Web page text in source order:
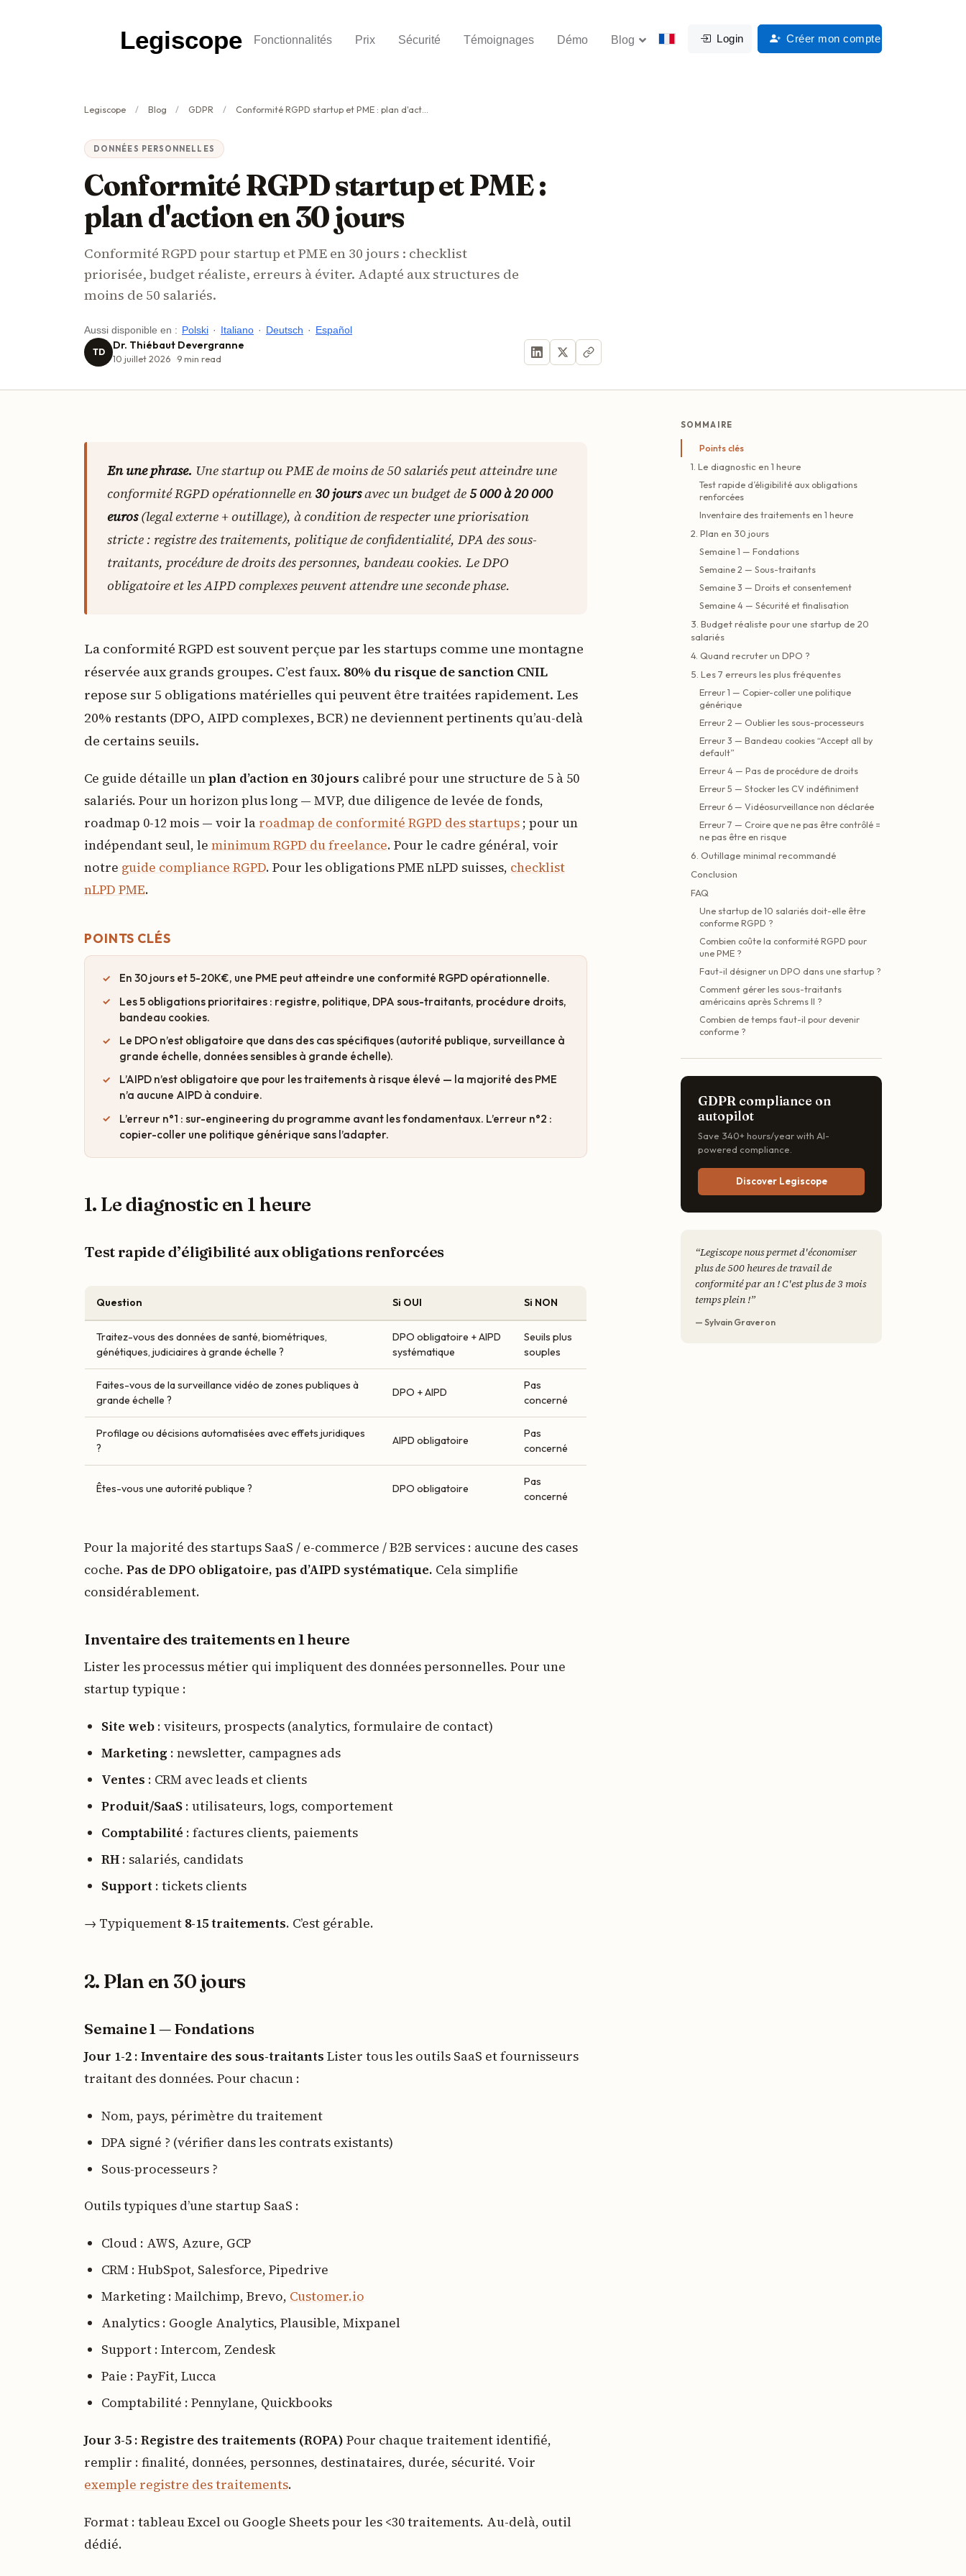
Legiscope Fonctionnalités Prix Sécurité Témoignages Démo Blog Login Créer mon compte
Legiscope Blog GDPR Conformité RGPD startup et PME : plan d'action en 30 jours
DONNÉES PERSONNELLES
Conformité RGPD startup et PME :
plan d'action en 30 jours
Conformité RGPD pour startup et PME en 30 jours : checklist
priorisée, budget réaliste, erreurs à éviter. Adapté aux structures de
moins de 50 salariés.
Aussi disponible en : Polski · Italiano · Deutsch · Español
TD Dr. Thiébaut Devergranne
10 juillet 2026 9 min read
En une phrase. Une startup ou PME de moins de 50 salariés peut atteindre une
conformité RGPD opérationnelle en 30 joursavec un budget de 5 000 à 20 000
euros(legal externe + outillage), à condition de respecter une priorisation
stricte : registre des traitements, politique de confidentialité, DPA des sous-
traitants, procédure de droits des personnes, bandeau cookies. Le DPO
obligatoire et les AIPD complexes peuvent attendre une seconde phase.
La conformité RGPD est souvent perçue par les startups comme une montagne
réservée aux grands groupes. C’est faux. 80% du risque de sanction CNIL
repose sur 5 obligations matérielles qui peuvent être traitées rapidement. Les
20% restants (DPO, AIPD complexes, BCR) ne deviennent pertinents qu’au-delà
de certains seuils.
Ce guide détaille unplan d’action en 30 jours calibré pour une structure de 5 à 50
salariés. Pour un horizon plus long — MVP, due diligence de levée de fonds,
roadmap 0-12 mois — voir la roadmap de conformité RGPD des startups ; pour un
indépendant seul, le minimum RGPD du freelance. Pour le cadre général, voir
notre guide compliance RGPD. Pour les obligations PME nLPD suisses, checklist
nLPD PME.
POINTS CLÉS
En 30 jours et 5-20K€, une PME peut atteindre une conformité RGPD opérationnelle.
Les 5 obligations prioritaires : registre, politique, DPA sous-traitants, procédure droits,
bandeau cookies.
Le DPO n’est obligatoire que dans des cas spécifiques (autorité publique, surveillance à
grande échelle, données sensibles à grande échelle).
L’AIPD n’est obligatoire que pour les traitements à risque élevé — la majorité des PME
n’a aucune AIPD à conduire.
L’erreur n°1 : sur-engineering du programme avant les fondamentaux. L’erreur n°2 :
copier-coller une politique générique sans l’adapter.
1. Le diagnostic en 1 heure
Test rapide d’éligibilité aux obligations renforcées
Question Si OUI Si NON
Traitez-vous des données de santé, biométriques,
génétiques, judiciaires à grande échelle ?
DPO obligatoire + AIPD
systématique
Seuils plus
souples
Faites-vous de la surveillance vidéo de zones publiques à
grande échelle ?
DPO + AIPD
Pas
concerné
Profilage ou décisions automatisées avec effets juridiques
?
AIPD obligatoire
Pas
concerné
Êtes-vous une autorité publique ? DPO obligatoire
Pas
concerné
Pour la majorité des startups SaaS / e-commerce / B2B services : aucune des cases
coche. Pas de DPO obligatoire, pas d’AIPD systématique. Cela simplifie
considérablement.
Inventaire des traitements en 1 heure
Lister les processus métier qui impliquent des données personnelles. Pour une
startup typique :
Site web : visiteurs, prospects (analytics, formulaire de contact)
Marketing : newsletter, campagnes ads
Ventes : CRM avec leads et clients
Produit/SaaS : utilisateurs, logs, comportement
Comptabilité : factures clients, paiements
RH : salariés, candidats
Support : tickets clients
→ Typiquement 8-15 traitements. C’est gérable.
2. Plan en 30 jours
Semaine 1 — Fondations
Jour 1-2 : Inventaire des sous-traitants Lister tous les outils SaaS et fournisseurs
traitant des données. Pour chacun :
Nom, pays, périmètre du traitement
DPA signé ? (vérifier dans les contrats existants)
Sous-processeurs ?
Outils typiques d’une startup SaaS :
Cloud : AWS, Azure, GCP
CRM : HubSpot, Salesforce, Pipedrive
Marketing : Mailchimp, Brevo, Customer.io
Analytics : Google Analytics, Plausible, Mixpanel
Support : Intercom, Zendesk
Paie : PayFit, Lucca
Comptabilité : Pennylane, Quickbooks
Jour 3-5 : Registre des traitements (ROPA) Pour chaque traitement identifié,
remplir : finalité, données, personnes, destinataires, durée, sécurité. Voir
exemple registre des traitements.
Format : tableau Excel ou Google Sheets pour les <30 traitements. Au-delà, outil
dédié.
SOMMAIRE
Points clés
1. Le diagnostic en 1 heure
Test rapide d’éligibilité aux obligations
renforcées
Inventaire des traitements en 1 heure
2. Plan en 30 jours
Semaine 1 — Fondations
Semaine 2 — Sous-traitants
Semaine 3 — Droits et consentement
Semaine 4 — Sécurité et finalisation
3. Budget réaliste pour une startup de 20
salariés
4. Quand recruter un DPO ?
5. Les 7 erreurs les plus fréquentes
Erreur 1 — Copier-coller une politique
générique
Erreur 2 — Oublier les sous-processeurs
Erreur 3 — Bandeau cookies “Accept all by
default”
Erreur 4 — Pas de procédure de droits
Erreur 5 — Stocker les CV indéfiniment
Erreur 6 — Vidéosurveillance non déclarée
Erreur 7 — Croire que ne pas être contrôlé =
ne pas être en risque
6. Outillage minimal recommandé
Conclusion
FAQ
Une startup de 10 salariés doit-elle être
conforme RGPD ?
Combien coûte la conformité RGPD pour
une PME ?
Faut-il désigner un DPO dans une startup ?
Comment gérer les sous-traitants
américains après Schrems II ?
Combien de temps faut-il pour devenir
conforme ?
GDPR compliance on
autopilot
Save 340+ hours/year with AI-
powered compliance.
Discover Legiscope
“Legiscope nous permet d'économiser
plus de 500 heures de travail de
conformité par an ! C'est plus de 3 mois
temps plein !”
— Sylvain Graveron